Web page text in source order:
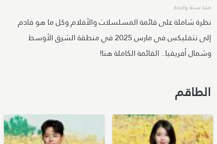
منذ سنة واحدة
نظرة شاملة على قائمة المسلسلات والأفلام وكل ما هو قادم
إلى نتفليكس في مارس 2025 في منطقة الشرق الأوسط
وشمال أفريقيا.. القائمة الكاملة هنا!
الطاقم